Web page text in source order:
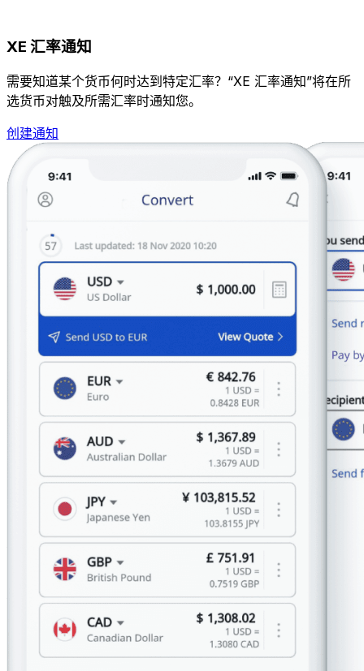
XE 汇率通知
需要知道某个货币何时达到特定汇率？“XE 汇率通知”将在所
选货币对触及所需汇率时通知您。
创建通知